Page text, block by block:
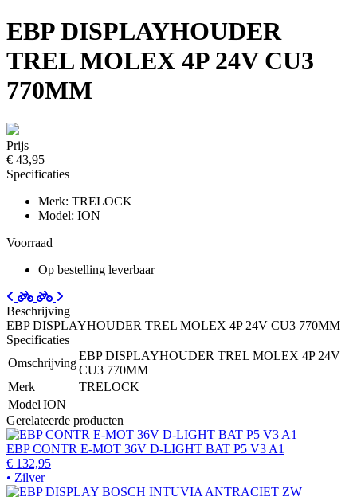
EBP DISPLAYHOUDER
TREL MOLEX 4P 24V CU3
770MM
Prijs
€ 43,95
Specificaties
Merk: TRELOCK
Model: ION
Voorraad
Op bestelling leverbaar
Beschrijving
EBP DISPLAYHOUDER TREL MOLEX 4P 24V CU3 770MM
Specificaties
Omschrijving
EBP DISPLAYHOUDER TREL MOLEX 4P 24V
CU3 770MM
Merk
TRELOCK
Model ION
Gerelateerde producten
EBP CONTR E-MOT 36V D-LIGHT BAT P5 V3 A1
€ 132,95
• Zilver